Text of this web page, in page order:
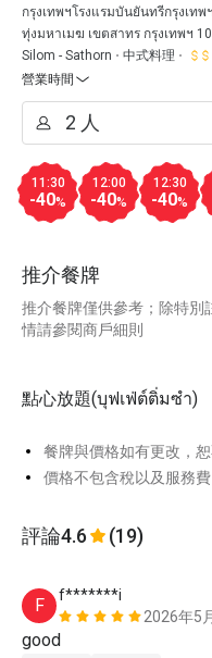
กรุงเทพฯโรงแรมบันยันทรีกรุงเท
ทุ่งมหาเมฆ เขตสาทร กรุงเทพฯ
Silom - Sathorn
中式料理
營業時間
11:30
-40%
12:00
-40%
12:30
-40%
推介餐牌
推介餐牌僅供參考；除特別
情請參閱商戶細則
點心放題(บุฟเฟ่ต์ติ่มซำ)
餐牌與價格如有更改，恕
價格不包含稅以及服務
評論4.6 (19)
F
f*******i
2026年5
good